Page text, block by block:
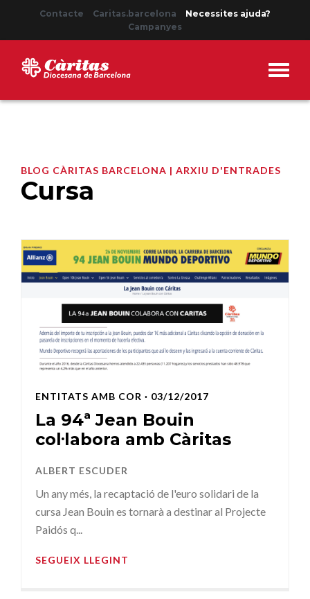
Contacte Caritas.barcelona
Necessites ajuda?
Campanyes
BLOG CÀRITAS BARCELONA | ARXIU D'ENTRADES
Cursa
ENTITATS AMB COR · 03/12/2017
La 94ª Jean Bouin
col·labora amb Càritas
ALBERT ESCUDER
Un any més, la recaptació de l'euro solidari de la
cursa Jean Bouin es tornarà a destinar al Projecte
Paidós q...
SEGUEIX LLEGINT